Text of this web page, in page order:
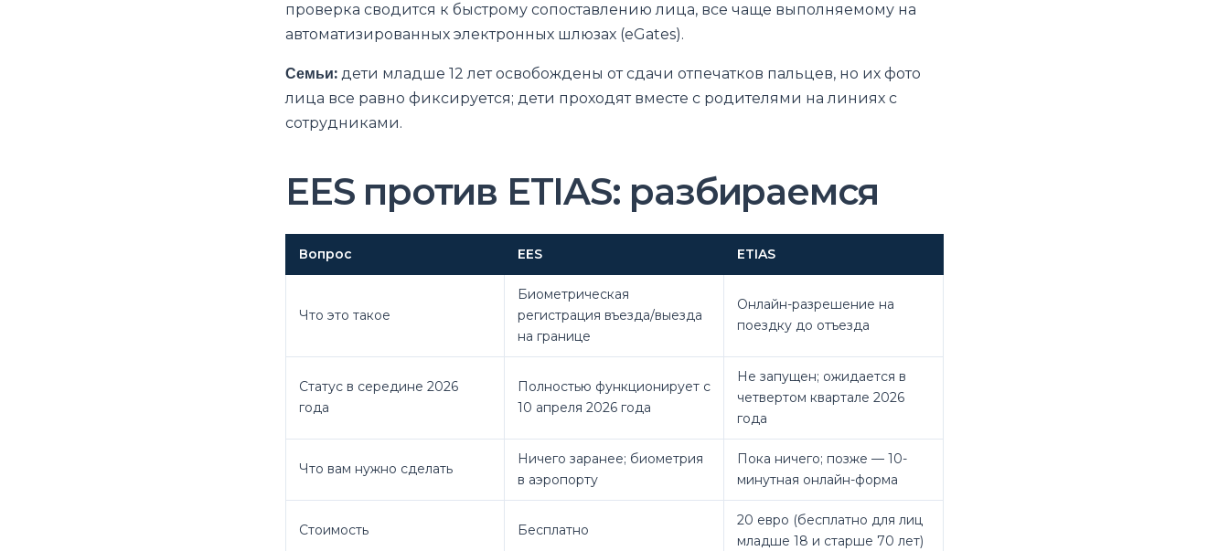
проверка сводится к быстрому сопоставлению лица, все чаще выполняемому на
автоматизированных электронных шлюзах (eGates).
Семьи: дети младше 12 лет освобождены от сдачи отпечатков пальцев, но их фото
лица все равно фиксируется; дети проходят вместе с родителями на линиях с
сотрудниками.
EES против ETIAS: разбираемся
Вопрос EES ETIAS
Что это такое
Биометрическая
регистрация въезда/выезда
на границе
Онлайн-разрешение на
поездку до отъезда
Статус в середине 2026
года
Полностью функционирует с
10 апреля 2026 года
Не запущен; ожидается в
четвертом квартале 2026
года
Что вам нужно сделать
Ничего заранее; биометрия
в аэропорту
Пока ничего; позже — 10-
минутная онлайн-форма
Стоимость Бесплатно
20 евро (бесплатно для лиц
младше 18 и старше 70 лет)